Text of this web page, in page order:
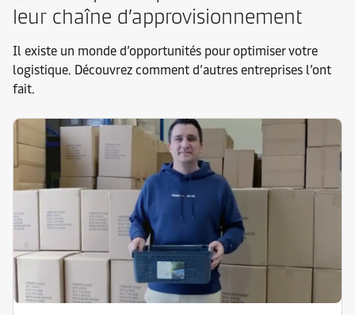
leur chaîne d’approvisionnement
Il existe un monde d’opportunités pour optimiser votre
logistique. Découvrez comment d’autres entreprises l’ont
fait.